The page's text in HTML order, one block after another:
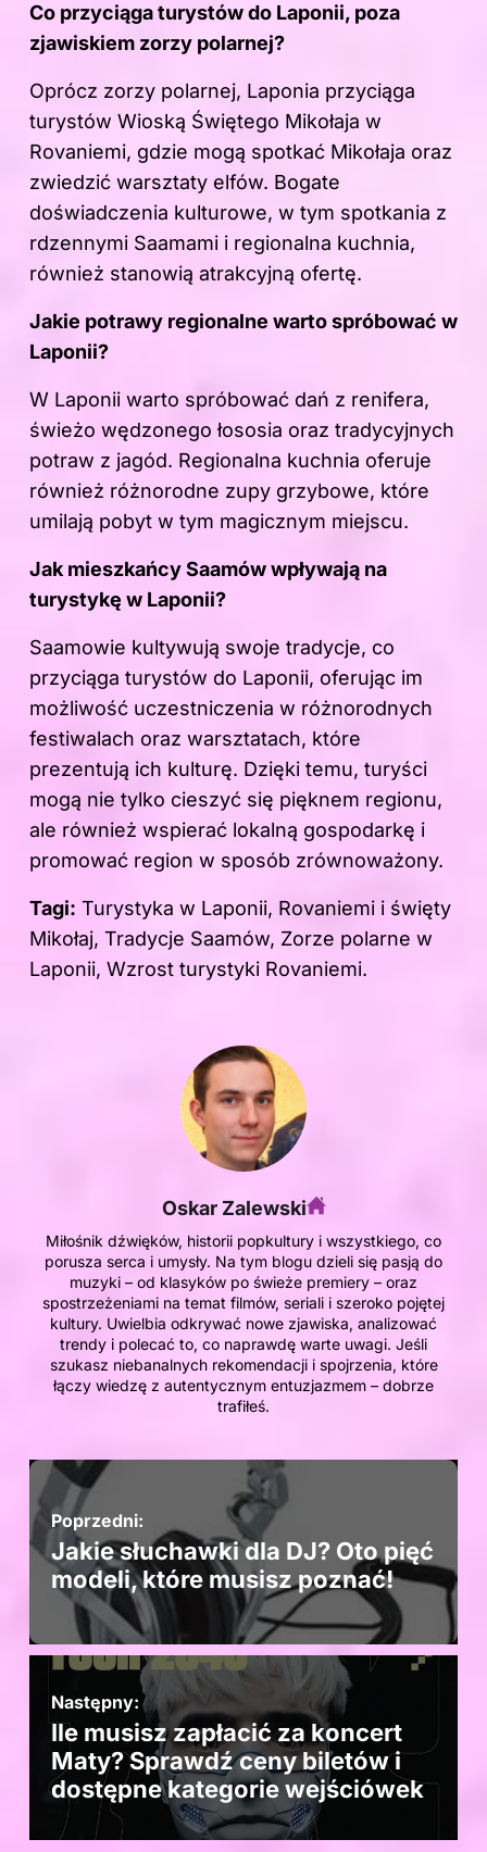
Co przyciąga turystów do Laponii, poza
zjawiskiem zorzy polarnej?
Oprócz zorzy polarnej, Laponia przyciąga
turystów Wioską Świętego Mikołaja w
Rovaniemi, gdzie mogą spotkać Mikołaja oraz
zwiedzić warsztaty elfów. Bogate
doświadczenia kulturowe, w tym spotkania z
rdzennymi Saamami i regionalna kuchnia,
również stanowią atrakcyjną ofertę.
Jakie potrawy regionalne warto spróbować w
Laponii?
W Laponii warto spróbować dań z renifera,
świeżo wędzonego łososia oraz tradycyjnych
potraw z jagód. Regionalna kuchnia oferuje
również różnorodne zupy grzybowe, które
umilają pobyt w tym magicznym miejscu.
Jak mieszkańcy Saamów wpływają na
turystykę w Laponii?
Saamowie kultywują swoje tradycje, co
przyciąga turystów do Laponii, oferując im
możliwość uczestniczenia w różnorodnych
festiwalach oraz warsztatach, które
prezentują ich kulturę. Dzięki temu, turyści
mogą nie tylko cieszyć się pięknem regionu,
ale również wspierać lokalną gospodarkę i
promować region w sposób zrównoważony.
Tagi: Turystyka w Laponii, Rovaniemi i święty
Mikołaj, Tradycje Saamów, Zorze polarne w
Laponii, Wzrost turystyki Rovaniemi.
Oskar Zalewski
Miłośnik dźwięków, historii popkultury i wszystkiego, co
porusza serca i umysły. Na tym blogu dzieli się pasją do
muzyki – od klasyków po świeże premiery – oraz
spostrzeżeniami na temat filmów, seriali i szeroko pojętej
kultury. Uwielbia odkrywać nowe zjawiska, analizować
trendy i polecać to, co naprawdę warte uwagi. Jeśli
szukasz niebanalnych rekomendacji i spojrzenia, które
łączy wiedzę z autentycznym entuzjazmem – dobrze
trafiłeś.
Poprzedni:
Jakie słuchawki dla DJ? Oto pięć
modeli, które musisz poznać!
Następny:
Ile musisz zapłacić za koncert
Maty? Sprawdź ceny biletów i
dostępne kategorie wejściówek